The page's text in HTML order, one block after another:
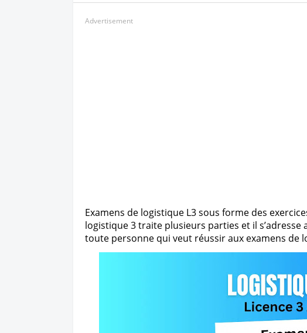
Advertisement
Examens de logistique L3 sous forme des
logistique 3 traite plusieurs parties et il s’adresse
toute personne qui veut réussir aux examens de